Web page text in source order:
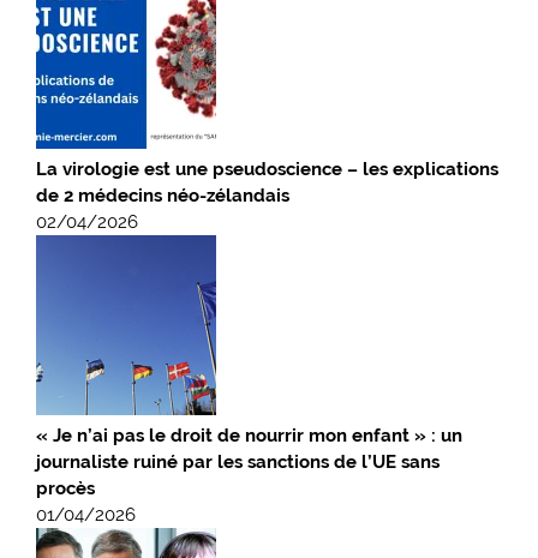
La virologie est une pseudoscience – les explications
de 2 médecins néo-zélandais
02/04/2026
« Je n’ai pas le droit de nourrir mon enfant » : un
journaliste ruiné par les sanctions de l’UE sans
procès
01/04/2026